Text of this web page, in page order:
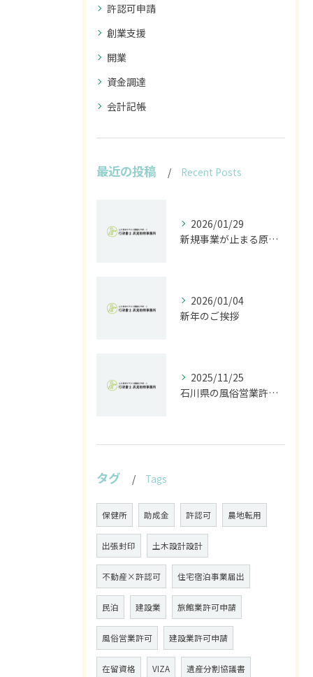
許認可申請
創業支援
開業
資金調達
会計記帳
最近の投稿 Recent Posts
2026/01/29
新規事業が止まる原因は法規制｜開発前に行うべきリスク診断とは
2026/01/04
新年のご挨拶
2025/11/25
石川県の風俗営業許可なら行政書士高見裕樹事務所｜金沢・野々市・白山対応｜警察事前相談から図面作成まで
タグ Tags
保健所 助成金 許認可 農地転用
出張封印 土木設計設計
不動産×許認可 住宅宿泊事業届出
民泊 建設業 旅館業許可申請
風俗営業許可 建設業許可申請
在留資格 VIZA 遺産分割協議書